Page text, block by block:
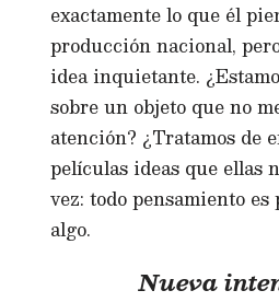
exactamente lo que él
producción nacional,
idea inquietante.
sobre un objeto que no
atención? ¿Tratamos de
películas ideas que ellas
vez: todo pensamiento
algo.
Nueva